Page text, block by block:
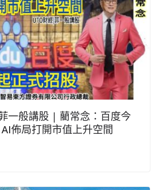
一般講股 | 藺常念：百度今
佈局打開市值上升空間